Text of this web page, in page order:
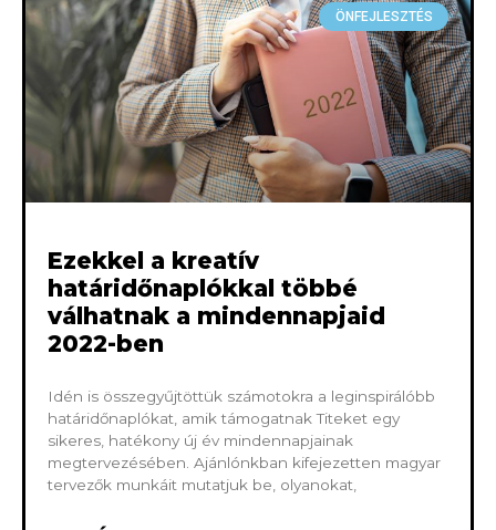
ÖNFEJLESZTÉS
Ezekkel a kreatív
határidőnaplókkal többé
válhatnak a mindennapjaid
2022-ben
Idén is összegyűjtöttük számotokra a leginspirálóbb
határidőnaplókat, amik támogatnak Titeket egy
sikeres, hatékony új év mindennapjainak
megtervezésében. Ajánlónkban kifejezetten magyar
tervezők munkáit mutatjuk be, olyanokat,